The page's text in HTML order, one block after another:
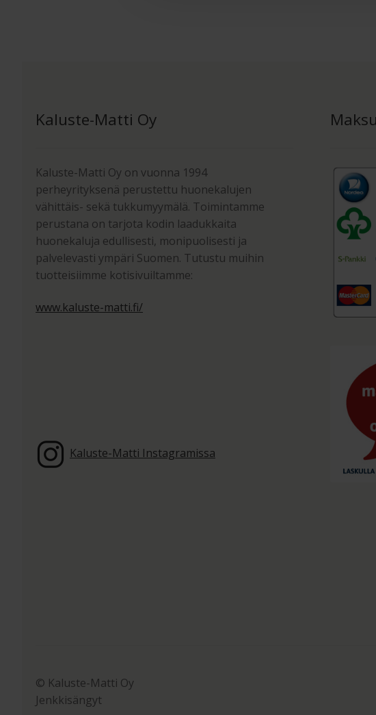
Kaluste-Matti Oy
Kaluste-Matti Oy on vuonna 1994
perheyrityksenä perustettu huonekalujen
vähittäis- sekä tukkumyymälä. Toimintamme
perustana on tarjota kodin laadukkaita
huonekaluja edullisesti, monipuolisesti ja
palvelevasti ympäri Suomen. Tutustu muihin
tuotteisiimme kotisivuiltamme:
www.kaluste-matti.fi/
Kaluste-Matti Instagramissa
© Kaluste-Matti Oy
Jenkkisängyt